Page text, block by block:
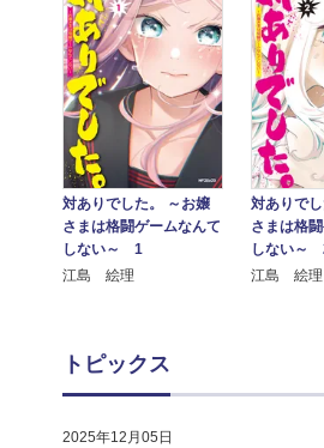
対ありでした。 ～お嬢
さまは格闘ゲームなんて
しない～ 1
江島 絵理
対ありで
さまは格
しない～
江島 絵理
トピックス
2025年12月05日